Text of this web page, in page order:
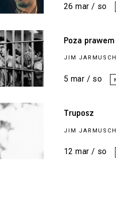
26 mar / so
Poza prawem
JIM JARMUSCH
5 mar / so
Truposz
JIM JARMUSCH
12 mar / so